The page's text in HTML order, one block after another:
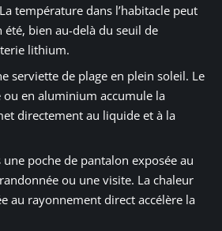
température dans l’habitacle peut
bien au-delà du seuil de
lithium.
serviette de plage en plein soleil. Le
en aluminium accumule la
directement au liquide et à la
poche de pantalon exposée au
ou une visite. La chaleur
au rayonnement direct accélère la